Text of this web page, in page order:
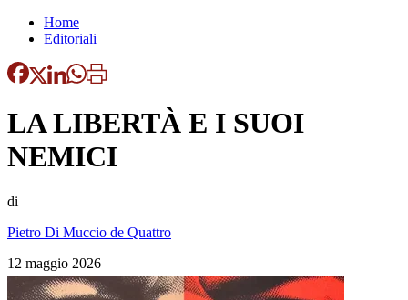
Home
Editoriali
LA LIBERTÀ E I SUOI
NEMICI
di
Pietro Di Muccio de Quattro
12 maggio 2026